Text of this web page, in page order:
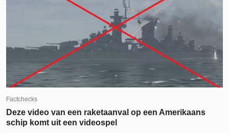
Factchecks
Deze video van een raketaanval op een Amerikaans
schip komt uit een videospel